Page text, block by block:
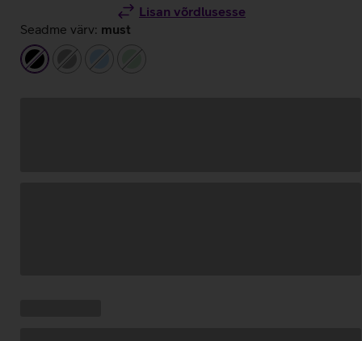
Lisan võrdlusesse
Seadme värv: must
must
hall helesinineheleroheline